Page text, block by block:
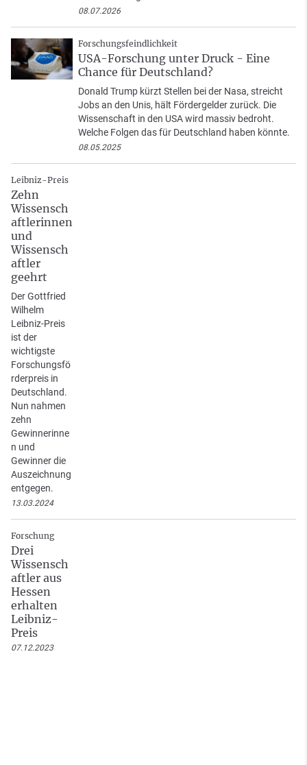
08.07.2026
Forschungsfeindlichkeit
USA-Forschung unter Druck - Eine
Chance für Deutschland?
Donald Trump kürzt Stellen bei der Nasa, streicht
Jobs an den Unis, hält Fördergelder zurück. Die
Wissenschaft in den USA wird massiv bedroht.
Welche Folgen das für Deutschland haben könnte.
08.05.2025
Leibniz-Preis
Zehn
Wissensch
aftlerinnen
und
Wissensch
aftler
geehrt
Der Gottfried
Wilhelm
Leibniz-Preis
ist der
wichtigste
Forschungsfö
rderpreis in
Deutschland.
Nun nahmen
zehn
Gewinnerinne
n und
Gewinner die
Auszeichnung
entgegen.
13.03.2024
Forschung
Drei
Wissensch
aftler aus
Hessen
erhalten
Leibniz-
Preis
07.12.2023